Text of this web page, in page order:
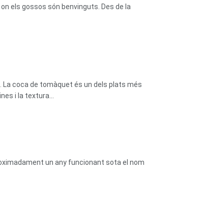
els gossos són benvinguts. Des de la
coca de tomàquet és un dels plats més
i la textura...
un any funcionant sota el nom